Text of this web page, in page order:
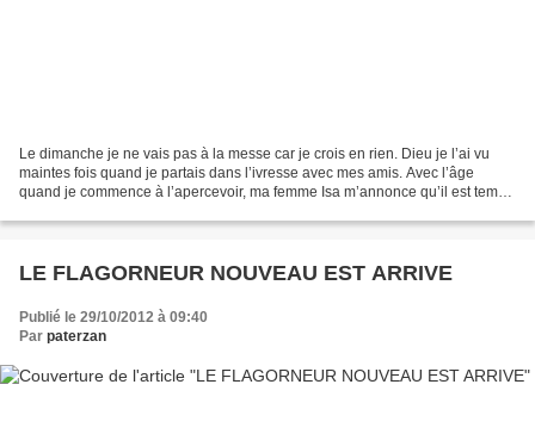
Le dimanche je ne vais pas à la messe car je crois en rien. Dieu je l’ai vu
maintes fois quand je partais dans l’ivresse avec mes amis. Avec l’âge
quand je commence à l’apercevoir, ma femme Isa m’annonce qu’il est temps
LE FLAGORNEUR NOUVEAU EST ARRIVE
Publié le 29/10/2012 à 09:40
Par paterzan